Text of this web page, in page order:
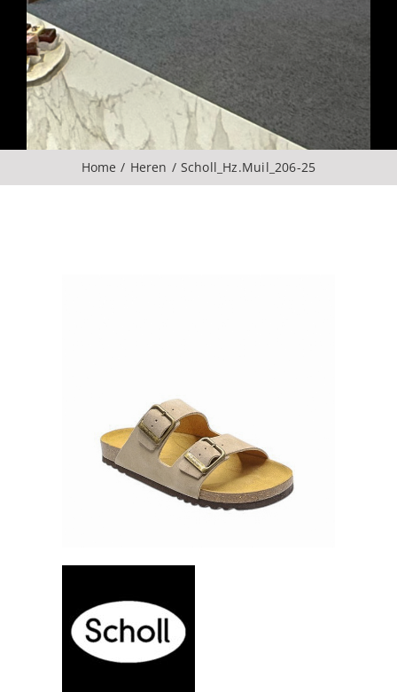
Over ons
CONTACT
Home Heren Scholl_Hz.Muil_206-25